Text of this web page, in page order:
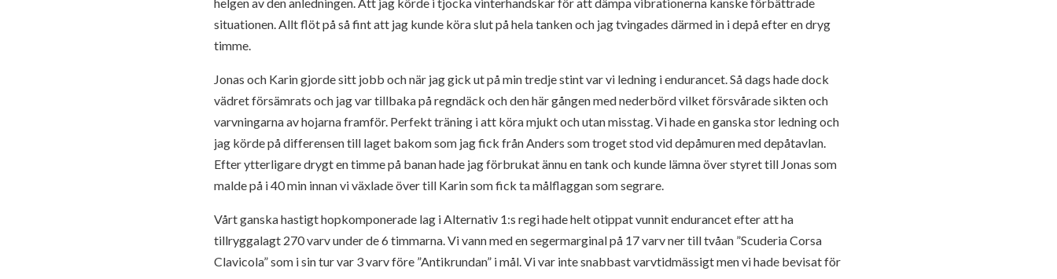
situationen. Allt flöt på så fint att jag kunde köra slut på hela tanken och jag tvingades därmed in i depå efter en dryg
timme.
Jonas och Karin gjorde sitt jobb och när jag gick ut på min tredje stint var vi ledning i endurancet. Så dags hade dock
vädret försämrats och jag var tillbaka på regndäck och den här gången med nederbörd vilket försvårade sikten och
varvningarna av hojarna framför. Perfekt träning i att köra mjukt och utan misstag. Vi hade en ganska stor ledning och
jag körde på differensen till laget bakom som jag fick från Anders som troget stod vid depåmuren med depåtavlan.
Efter ytterligare drygt en timme på banan hade jag förbrukat ännu en tank och kunde lämna över styret till Jonas som
malde på i 40 min innan vi växlade över till Karin som fick ta målflaggan som segrare.
Vårt ganska hastigt hopkomponerade lag i Alternativ 1:s regi hade helt otippat vunnit endurancet efter att ha
tillryggalagt 270 varv under de 6 timmarna. Vi vann med en segermarginal på 17 varv ner till tvåan ”Scuderia Corsa
Clavicola” som i sin tur var 3 varv före ”Antikrundan” i mål. Vi var inte snabbast varvtidmässigt men vi hade bevisat för